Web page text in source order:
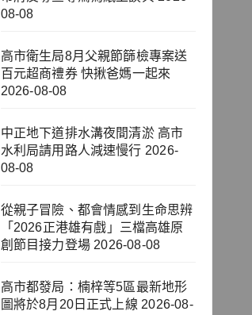
08-08
高市衛生局8月父親節篩檢專案送
百元超商禮券 快揪爸媽一起來
2026-08-08
中正地下道排水溝夜間清淤 高市
水利局請用路人減速慢行 2026-
08-08
從親子冒險、都會情感到生命思辨
「2026正港雄有戲」三檔高雄原
創節目接力登場 2026-08-08
高市都發局：楠梓等5區最新地形
圖將於8月20日正式上線 2026-08-